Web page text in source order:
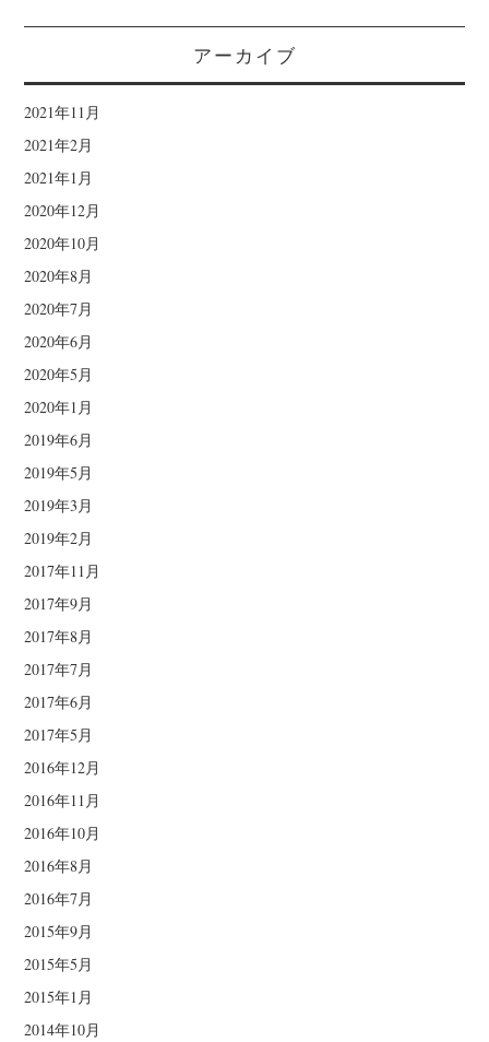
アーカイブ
2021年11月
2021年2月
2021年1月
2020年12月
2020年10月
2020年8月
2020年7月
2020年6月
2020年5月
2020年1月
2019年6月
2019年5月
2019年3月
2019年2月
2017年11月
2017年9月
2017年8月
2017年7月
2017年6月
2017年5月
2016年12月
2016年11月
2016年10月
2016年8月
2016年7月
2015年9月
2015年5月
2015年1月
2014年10月